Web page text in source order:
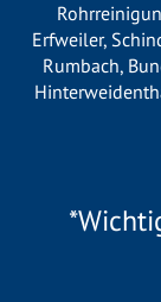
Erfweiler,
Rumbach,